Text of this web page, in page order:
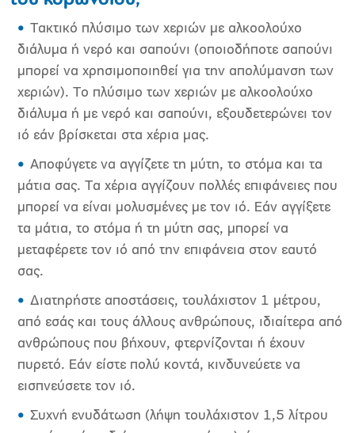
Τακτικό πλύσιμο των χεριών με αλκοολούχο
διάλυμα ή νερό και σαπούνι (οποιοδήποτε σαπούνι
μπορεί να χρησιμοποιηθεί για την απολύμανση των
χεριών). Το πλύσιμο των χεριών με αλκοολούχο
διάλυμα ή με νερό και σαπούνι, εξουδετερώνει τον
ιό εάν βρίσκεται στα χέρια μας.
Αποφύγετε να αγγίζετε τη μύτη, το στόμα και τα
μάτια σας. Τα χέρια αγγίζουν πολλές επιφάνειες που
μπορεί να είναι μολυσμένες με τον ιό. Εάν αγγίξετε
τα μάτια, το στόμα ή τη μύτη σας, μπορεί να
μεταφέρετε τον ιό από την επιφάνεια στον εαυτό
σας.
Διατηρήστε αποστάσεις, τουλάχιστον 1 μέτρου,
από εσάς και τους άλλους ανθρώπους, ιδιαίτερα από
ανθρώπους που βήχουν, φτερνίζονται ή έχουν
πυρετό. Εάν είστε πολύ κοντά, κινδυνεύετε να
εισπνεύσετε τον ιό.
Συχνή ενυδάτωση (λήψη τουλάχιστον 1,5 λίτρου